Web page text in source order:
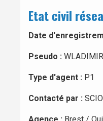
Etat civil
Date
Pseudo : WLADIMIR
Type d'agent : P1
Contacté par :